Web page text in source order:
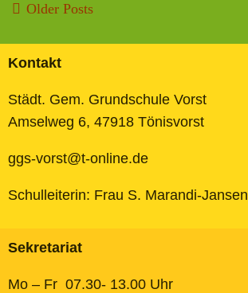
Older Posts
Kontakt
Städt. Gem. Grundschule Vorst
Amselweg 6, 47918 Tönisvorst
ggs-vorst@t-online.de
Schulleiterin: Frau S. Marandi-Jansen
Sekretariat
Mo – Fr 07.30- 13.00 Uhr